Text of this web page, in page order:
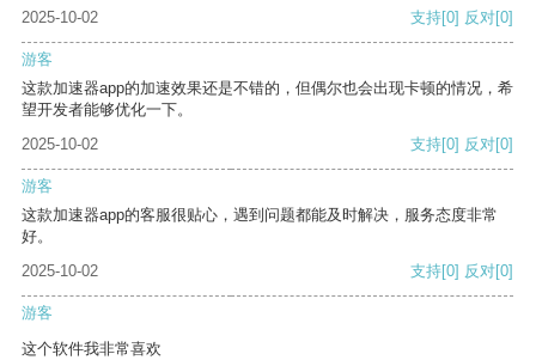
2025-10-02 支持[0] 反对[0]
游客
这款加速器app的加速效果还是不错的，但偶尔也会出现卡顿的情况，希
望开发者能够优化一下。
2025-10-02
支持[0] 反对[0]
游客
这款加速器app的客服很贴心，遇到问题都能及时解决，服务态度非常
好。
2025-10-02
支持[0] 反对[0]
游客
这个软件我非常喜欢